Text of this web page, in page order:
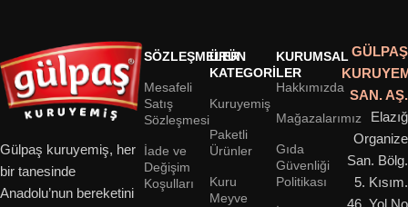
Gülpaş kuruyemiş, her
bir tanesinde
Anadolu’nun bereketini
SÖZLEŞMELER
Mesafeli
Satış
Sözleşmesi
İade ve
Değişim
Koşulları
ÜRÜN
KATEGORILER
Kuruyemiş
Paketli
Ürünler
Kuru
Meyve
KURUMSAL
Hakkımızda
Mağazalarımız
Gıda
Güvenliği
Politikası
GÜLPAŞ
SAN. AŞ.
Elazığ
Organize
San. Bölg.
5. Kısım.
46. Yol No